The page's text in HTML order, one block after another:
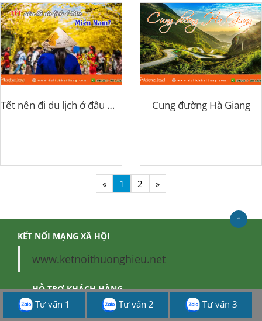
Tết nên đi du lịch ở đâu miền Nam? Cung đường Hà Giang
« 1 2 »
KẾT NỐI MẠNG XÃ HỘI
www.ketnoithuonghieu.net
HỖ TRỢ KHÁCH HÀNG
Quy Trình Làm Việc
↑
Tư vấn 1 Tư vấn 2 Tư vấn 3